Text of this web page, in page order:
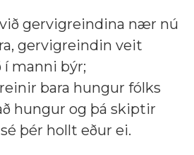
gervigreindina nær nú
gervigreindin veit
manni býr;
bara hungur fólks
hungur og þá skiptir
þér hollt eður ei.